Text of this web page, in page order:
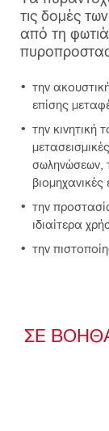
τις δομές
από τη
την
επίσης
την κινητική
σωληνώσεων,
την
ιδιαίτερα
την
ΣΕ